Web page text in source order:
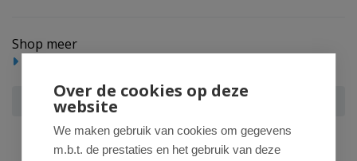
Shop meer
Gentle Day Tampon super
Over de cookies op deze
website
We maken gebruik van cookies om gegevens
m.b.t. de prestaties en het gebruik van deze